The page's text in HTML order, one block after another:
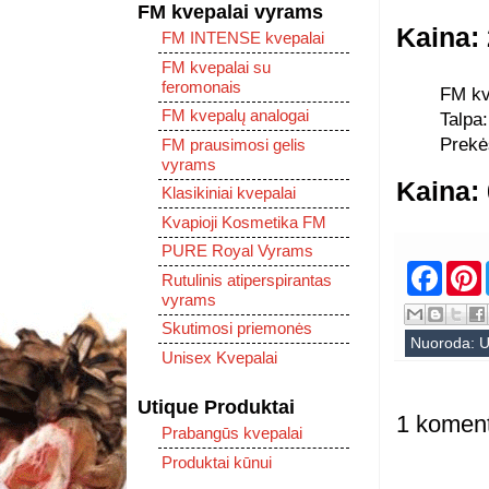
Kaina:
FM
Kaina:
F
c
e
b
o
P
n
t
e
r
Nuoroda:
1
FM kvepalai vyrams
FM INTENSE kvepalai
FM kvepalai su
feromonais
FM kvepalų analogai
FM prausimosi gelis
vyrams
Klasikiniai kvepalai
Kvapioji Kosmetika FM
PURE Royal Vyrams
Rutulinis atiperspirantas
vyrams
Skutimosi priemonės
Unisex Kvepalai
Utique Produktai
Prabangūs kvepalai
Produktai kūnui